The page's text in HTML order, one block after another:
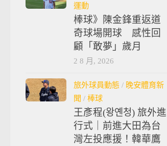
運動
棒球》陳金鋒重返道
奇球場開球 感性回
顧「敢夢」歲月
2 8 月, 2026
旅外球員動態 / 晚安體育新
聞 / 棒球
王彥程(왕옌청) 旅外進
行式｜前進大田為台
灣左投應援！韓華鷹